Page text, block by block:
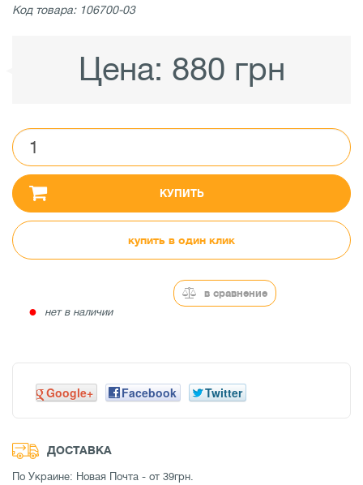
Код товара: 106700-03
Цена: 880 грн
КУПИТЬ
купить в один клик
● нет в наличии
в сравнение
Google+ Facebook Twitter
ДОСТАВКА
По Украине: Новая Почта - от 39грн.